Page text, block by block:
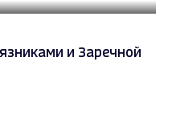
и Заречной